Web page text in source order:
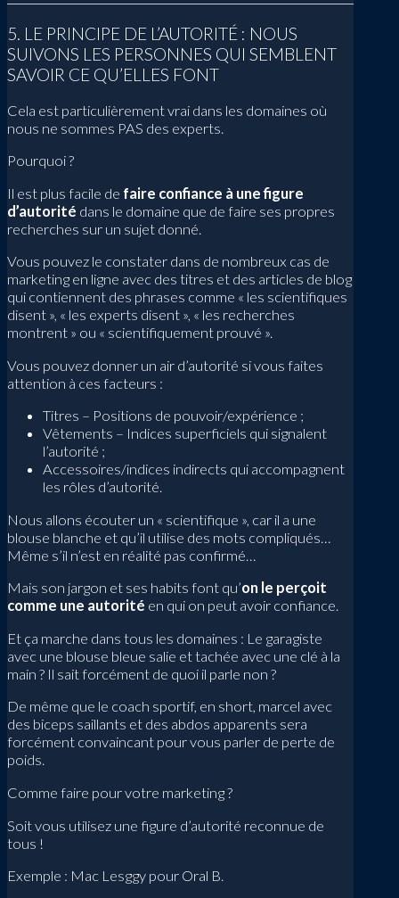
5. LE PRINCIPE DE L’AUTORITÉ : NOUS
SUIVONS LES PERSONNES QUI SEMBLENT
SAVOIR CE QU’ELLES FONT
Cela est particulièrement vrai dans les domaines où
nous ne sommes PAS des experts.
Pourquoi ?
Il est plus facile de faire confiance à une figure
d’autorité dans le domaine que de faire ses propres
recherches sur un sujet donné.
Vous pouvez le constater dans de nombreux cas de
marketing en ligne avec des titres et des articles de blog
qui contiennent des phrases comme « les scientifiques
disent », « les experts disent », « les recherches
montrent » ou « scientifiquement prouvé ».
Vous pouvez donner un air d’autorité si vous faites
attention à ces facteurs :
Titres – Positions de pouvoir/expérience ;
Vêtements – Indices superficiels qui signalent
l’autorité ;
Accessoires/indices indirects qui accompagnent
les rôles d’autorité.
Nous allons écouter un « scientifique », car il a une
blouse blanche et qu’il utilise des mots compliqués…
Même s’il n’est en réalité pas confirmé…
Mais son jargon et ses habits font qu’on le perçoit
comme une autorité en qui on peut avoir confiance.
Et ça marche dans tous les domaines : Le garagiste
avec une blouse bleue salie et tachée avec une clé à la
main ? Il sait forcément de quoi il parle non ?
De même que le coach sportif, en short, marcel avec
des biceps saillants et des abdos apparents sera
forcément convaincant pour vous parler de perte de
poids.
Comme faire pour votre marketing ?
Soit vous utilisez une figure d’autorité reconnue de
tous !
Exemple : Mac Lesggy pour Oral B.